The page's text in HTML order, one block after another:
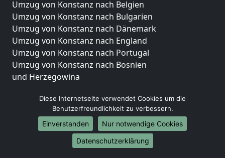
Umzug von Konstanz nach Belgien
Umzug von Konstanz nach Bulgarien
Umzug von Konstanz nach Dänemark
Umzug von Konstanz nach England
Umzug von Konstanz nach Portugal
Umzug von Konstanz nach Bosnien
und Herzegowina
Umzug von Konstanz nach Lettland
Umzug von Konstanz nach Zypern
Umzug von Konstanz nach Kroatien
Umzug von Konstanz nach Estland
Umzug von Konstanz nach Finnland
Diese Internetseite verwendet Cookies um die
Benutzerfreundlichkeit zu verbessern.
Einverstanden
Nur notwendige Cookies
Datenschutzerklärung